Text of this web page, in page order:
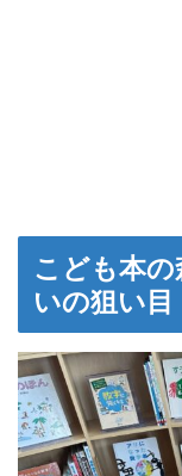
こども本
いの狙い目